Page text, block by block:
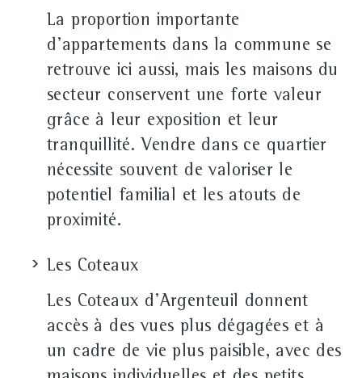
La proportion importante
d'appartements dans la commune se
retrouve ici aussi, mais les maisons du
secteur conservent une forte valeur
grâce à leur exposition et leur
tranquillité. Vendre dans ce quartier
nécessite souvent de valoriser le
potentiel familial et les atouts de
proximité.
Les Coteaux
Les Coteaux d'Argenteuil donnent
accès à des vues plus dégagées et à
un cadre de vie plus paisible, avec des